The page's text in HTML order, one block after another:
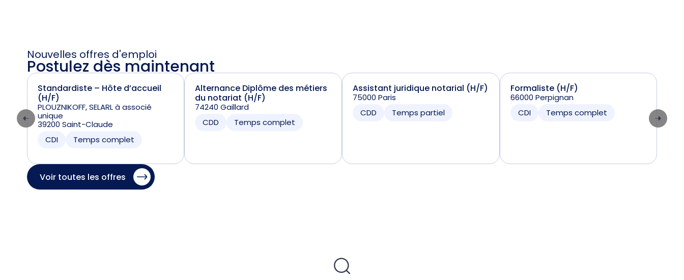
Nouvelles offres d'emploi
Postulez dès maintenant
Standardiste – Hôte d’accueil
(H/F)
PLOUZNIKOFF, SELARL à associé
unique
39200 Saint-Claude
CDI
Temps complet
Alternance Diplôme des métiers
du notariat (H/F)
74240 Gaillard
CDD
Temps complet
Assistant juridique notarial (H/F)
75000 Paris
CDD
Temps partiel
Formaliste (H/F)
66000 Perpignan
CDI
Temps complet
Voir toutes les offres